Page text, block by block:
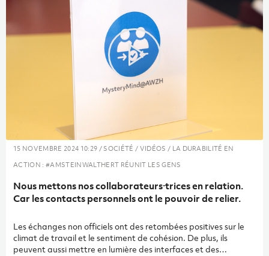
15 NOVEMBRE 2024 10:29 / SOCIÉTÉ / VIDÉOS / LA DURABILITÉ EN
ACTION : #AMSTEINWALTHERT RÉUNIT LES GENS
Nous mettons nos collaborateurs·trices en relation.
Car les contacts personnels ont le pouvoir de relier.
Les échanges non officiels ont des retombées positives sur le
climat de travail et le sentiment de cohésion. De plus, ils
peuvent aussi mettre en lumière des interfaces et des